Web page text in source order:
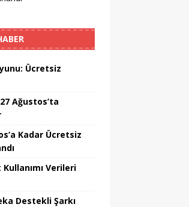
Ücretsiz
Ağustos’ta
Kadar Ücretsiz
Verileri
Destekli Şarkı